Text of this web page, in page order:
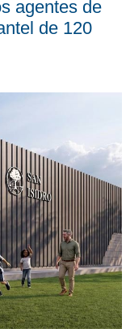
agentes de
de 120